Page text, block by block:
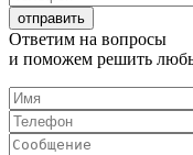
Ответим на вопросы
и поможем решить